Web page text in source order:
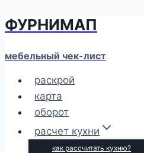
Перейти
содержимому
ФУРНИМАП
мебельный чек-лист
раскрой
карта
оборот
расчет кухни
как рассчитать кухню?